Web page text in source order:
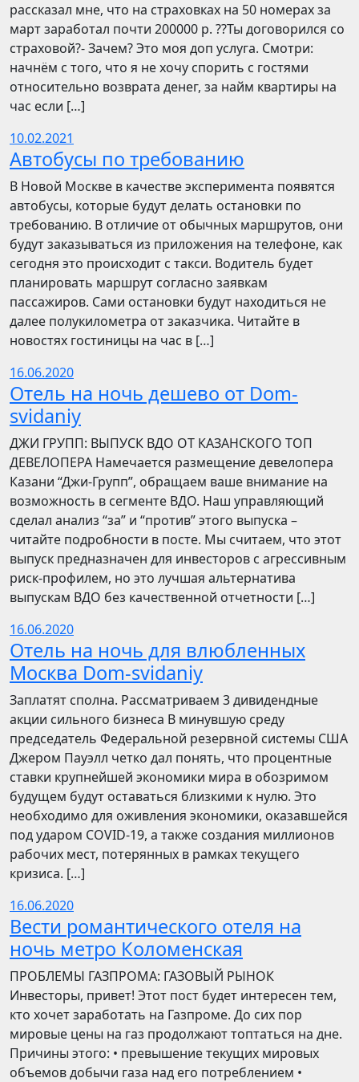
рассказал мне, что на страховках на 50 номерах за
март заработал почти 200000 р. ??Ты договорился со
страховой?- Зачем? Это моя доп услуга. Смотри:
начнём с того, что я не хочу спорить с гостями
относительно возврата денег, за найм квартиры на
час если […]
10.02.2021
Автобусы по требованию
В Новой Москве в качестве эксперимента появятся
автобусы, которые будут делать остановки по
требованию. В отличие от обычных маршрутов, они
будут заказываться из приложения на телефоне, как
сегодня это происходит с такси. Водитель будет
планировать маршрут согласно заявкам
пассажиров. Сами остановки будут находиться не
далее полукилометра от заказчика. Читайте в
новостях гостиницы на час в […]
16.06.2020
Отель на ночь дешево от Dom-
svidaniy
​​ДЖИ ГРУПП: ВЫПУСК ВДО ОТ КАЗАНСКОГО ТОП
ДЕВЕЛОПЕРА Намечается размещение девелопера
Казани “Джи-Групп”, обращаем ваше внимание на
возможность в сегменте ВДО. Наш управляющий
сделал анализ “за” и “против” этого выпуска –
читайте подробности в посте. Мы считаем, что этот
выпуск предназначен для инвесторов с агрессивным
риск-профилем, но это лучшая альтернатива
выпускам ВДО без качественной отчетности […]
16.06.2020
Отель на ночь для влюбленных
Москва Dom-svidaniy
Заплатят сполна. Рассматриваем 3 дивидендные
акции сильного бизнеса В минувшую среду
председатель Федеральной резервной системы США
Джером Пауэлл четко дал понять, что процентные
ставки крупнейшей экономики мира в обозримом
будущем будут оставаться близкими к нулю. Это
необходимо для оживления экономики, оказавшейся
под ударом COVID-19, а также создания миллионов
рабочих мест, потерянных в рамках текущего
кризиса. […]
16.06.2020
Вести романтического отеля на
ночь метро Коломенская
ПРОБЛЕМЫ ГАЗПРОМА: ГАЗОВЫЙ РЫНОК
Инвесторы, привет! Этот пост будет интересен тем,
кто хочет заработать на Газпроме. До сих пор
мировые цены на газ продолжают топтаться на дне.
Причины этого: • превышение текущих мировых
объемов добычи газа над его потреблением •